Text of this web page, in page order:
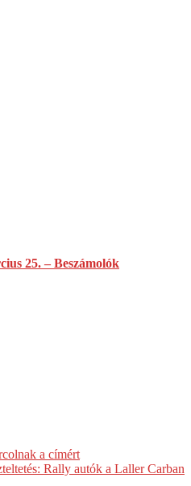
25. – Beszámolók
a címért
Rally autók a Laller Carban